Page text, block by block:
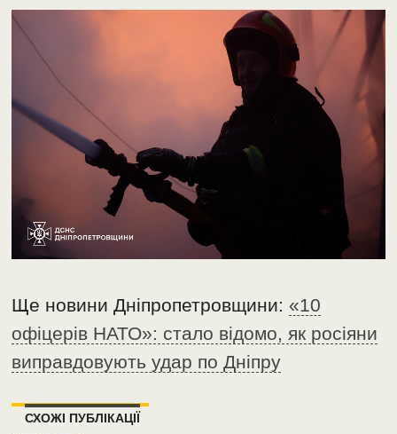
Ще новини Дніпропетровщини:«10
офіцерів НАТО»: стало відомо, як росіяни
виправдовують удар по Дніпру
СХОЖІ ПУБЛІКАЦІЇ